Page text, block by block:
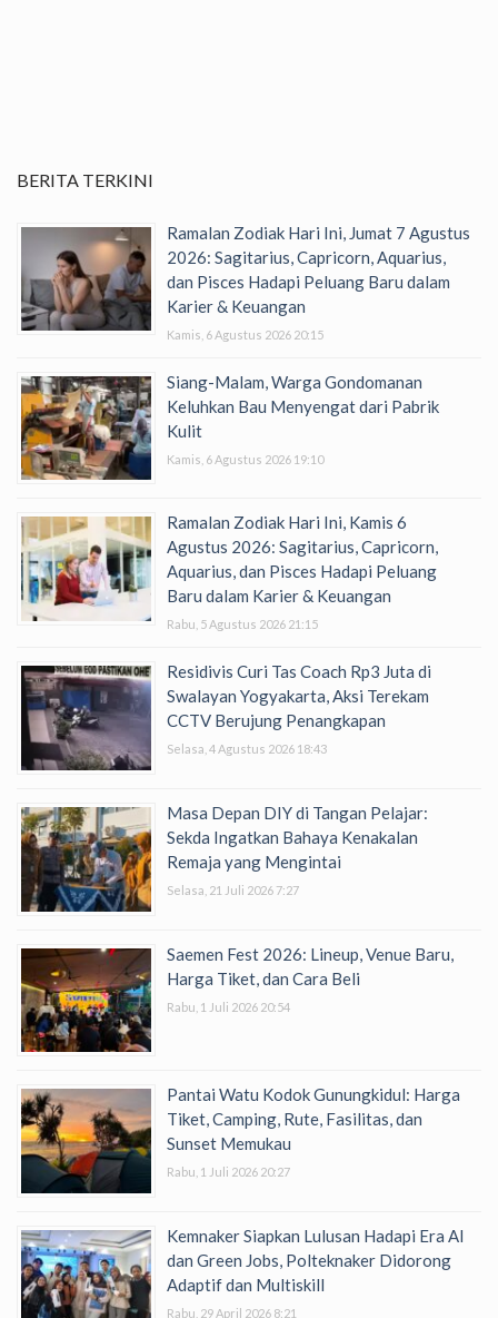
BERITA TERKINI
Ramalan Zodiak Hari Ini, Jumat 7 Agustus
2026: Sagitarius, Capricorn, Aquarius,
dan Pisces Hadapi Peluang Baru dalam
Karier & Keuangan
Kamis, 6 Agustus 2026 20:15
Siang-Malam, Warga Gondomanan
Keluhkan Bau Menyengat dari Pabrik
Kulit
Kamis, 6 Agustus 2026 19:10
Ramalan Zodiak Hari Ini, Kamis 6
Agustus 2026: Sagitarius, Capricorn,
Aquarius, dan Pisces Hadapi Peluang
Baru dalam Karier & Keuangan
Rabu, 5 Agustus 2026 21:15
Residivis Curi Tas Coach Rp3 Juta di
Swalayan Yogyakarta, Aksi Terekam
CCTV Berujung Penangkapan
Selasa, 4 Agustus 2026 18:43
Masa Depan DIY di Tangan Pelajar:
Sekda Ingatkan Bahaya Kenakalan
Remaja yang Mengintai
Selasa, 21 Juli 2026 7:27
Saemen Fest 2026: Lineup, Venue Baru,
Harga Tiket, dan Cara Beli
Rabu, 1 Juli 2026 20:54
Pantai Watu Kodok Gunungkidul: Harga
Tiket, Camping, Rute, Fasilitas, dan
Sunset Memukau
Rabu, 1 Juli 2026 20:27
Kemnaker Siapkan Lulusan Hadapi Era AI
dan Green Jobs, Polteknaker Didorong
Adaptif dan Multiskill
Rabu, 29 April 2026 8:21